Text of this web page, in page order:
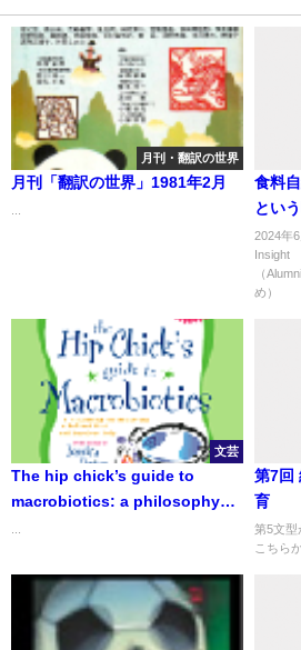
月刊・翻訳の世界
月刊「翻訳の世界」1981年2月
食料
とい
びら
2024年
（
文芸
The hip chick’s guide to
macrobiotics: a philosophy
クロビオティック―きれいな心
と体をつくろう！」
第7回
育
第5文型
こちら